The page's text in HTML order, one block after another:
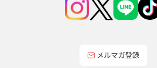
メルマガ登録